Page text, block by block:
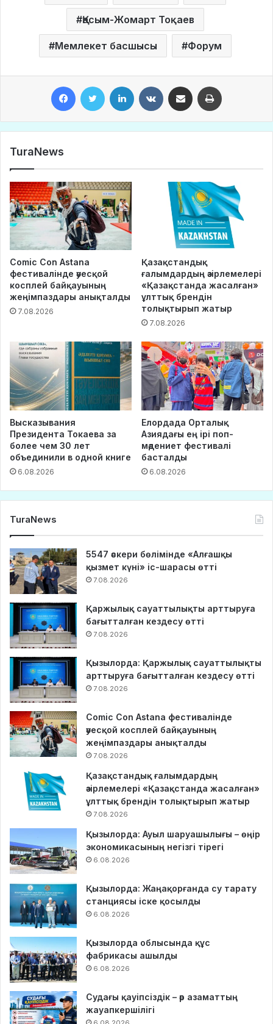
Қасым-Жомарт Тоқаев
Мемлекет басшысы Форум
TuraNews
Comic Con Astana
фестивалінде әуесқой
косплей байқауының
жеңімпаздары анықталды
7.08.2026
Қазақстандық
ғалымдардың әзірлемелері
«Қазақстанда жасалған»
ұлттық брендін
толықтырып жатыр
7.08.2026
Высказывания
Президента Токаева за
более чем 30 лет
объединили в одной книге
6.08.2026
Елордада Орталық
Азиядағы ең ірі поп-
мәдениет фестивалі
басталды
6.08.2026
TuraNews
5547 әскери бөлімінде «Алғашқы
қызмет күні» іс-шарасы өтті
7.08.2026
Қаржылық сауаттылықты арттыруға
бағытталған кездесу өтті
7.08.2026
Қызылорда: Қаржылық сауаттылықты
арттыруға бағытталған кездесу өтті
7.08.2026
Comic Con Astana фестивалінде
әуесқой косплей байқауының
жеңімпаздары анықталды
7.08.2026
Қазақстандық ғалымдардың
әзірлемелері «Қазақстанда жасалған»
ұлттық брендін толықтырып жатыр
7.08.2026
Қызылорда: Ауыл шаруашылығы – өңір
экономикасының негізгі тірегі
6.08.2026
Қызылорда: Жаңақорғанда су тарату
станциясы іске қосылды
6.08.2026
Қызылорда облысында құс
фабрикасы ашылды
6.08.2026
Судағы қауіпсіздік – әр азаматтың
жауапкершілігі